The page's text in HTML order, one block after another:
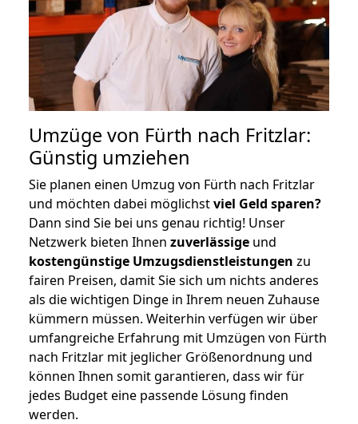
Umzüge von Fürth nach Fritzlar:
Günstig umziehen
Sie planen einen Umzug von Fürth nach Fritzlar
und möchten dabei möglichstviel Geld sparen?
Dann sind Sie bei uns genau richtig! Unser
Netzwerk bieten Ihnen zuverlässige und
kostengünstige Umzugsdienstleistungen zu
fairen Preisen, damit Sie sich um nichts anderes
als die wichtigen Dinge in Ihrem neuen Zuhause
kümmern müssen. Weiterhin verfügen wir über
umfangreiche Erfahrung mit Umzügen von Fürth
nach Fritzlar mit jeglicher Größenordnung und
können Ihnen somit garantieren, dass wir für
jedes Budget eine passende Lösung finden
werden.